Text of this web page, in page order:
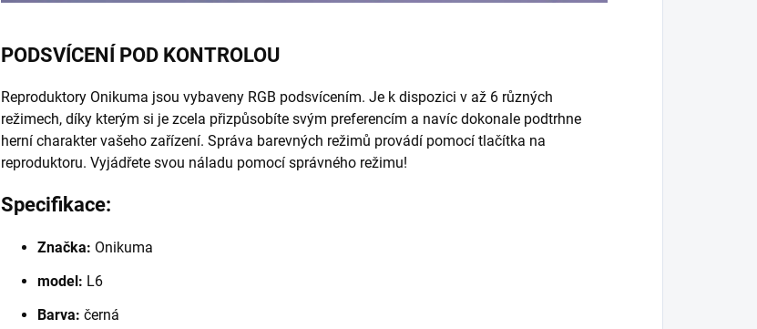
PODSVÍCENÍ POD KONTROLOU
Reproduktory Onikuma jsou vybaveny RGB podsvícením. Je k dispozici v až 6 různých
režimech, díky kterým si je zcela přizpůsobíte svým preferencím a navíc dokonale podtrhne
herní charakter vašeho zařízení. Správa barevných režimů provádí pomocí tlačítka na
reproduktoru. Vyjádřete svou náladu pomocí správného režimu!
Specifikace:
Značka: Onikuma
model: L6
Barva: černá